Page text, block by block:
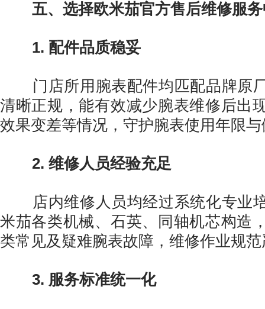
五、选择欧米茄官方售后维修服
1. 配件品质稳妥
门店所用腕表配件均匹配品牌原
清晰正规，能有效减少腕表维修后出
效果变差等情况，守护腕表使用年限
2. 维修人员经验充足
店内维修人员均经过系统化专业
米茄各类机械、石英、同轴机芯构造
类常见及疑难腕表故障，维修作业规
3. 服务标准统一化